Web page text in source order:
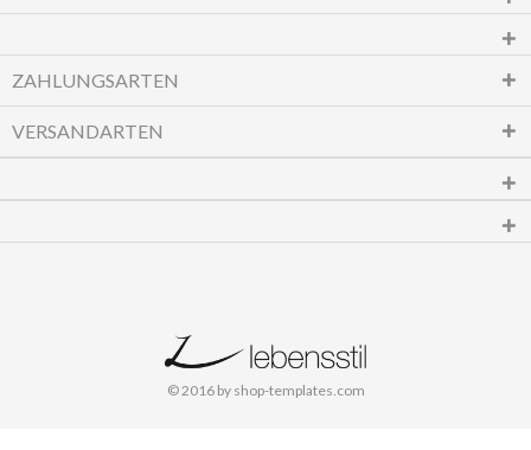
ZAHLUNGSARTEN
VERSANDARTEN
© 2016 by shop-templates.com